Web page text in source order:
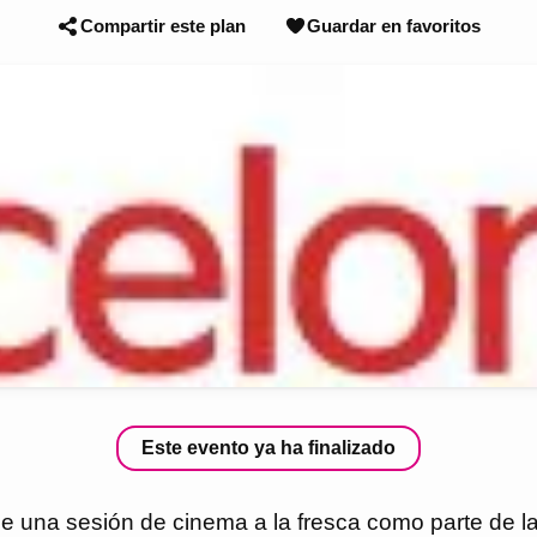
Compartir este plan Guardar en favoritos
Este evento ya ha finalizado
una sesión de cinema a la fresca como parte de